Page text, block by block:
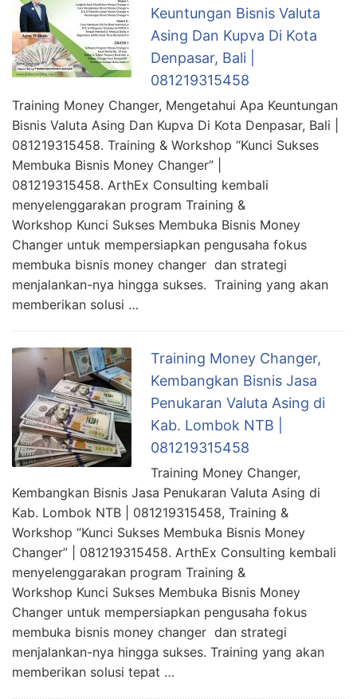
Keuntungan Bisnis Valuta
Asing Dan Kupva Di Kota
Denpasar, Bali |
081219315458
Training Money Changer, Mengetahui Apa Keuntungan
Bisnis Valuta Asing Dan Kupva Di Kota Denpasar, Bali |
081219315458. Training & Workshop “Kunci Sukses
Membuka Bisnis Money Changer” |
081219315458. ArthEx Consulting kembali
menyelenggarakan program Training &
Workshop Kunci Sukses Membuka Bisnis Money
Changer untuk mempersiapkan pengusaha fokus
membuka bisnis money changer dan strategi
menjalankan-nya hingga sukses. Training yang akan
memberikan solusi …
Training Money Changer,
Kembangkan Bisnis Jasa
Penukaran Valuta Asing di
Kab. Lombok NTB |
081219315458
Training Money Changer,
Kembangkan Bisnis Jasa Penukaran Valuta Asing di
Kab. Lombok NTB | 081219315458, Training &
Workshop “Kunci Sukses Membuka Bisnis Money
Changer” | 081219315458. ArthEx Consulting kembali
menyelenggarakan program Training &
Workshop Kunci Sukses Membuka Bisnis Money
Changer untuk mempersiapkan pengusaha fokus
membuka bisnis money changer dan strategi
menjalankan-nya hingga sukses. Training yang akan
memberikan solusi tepat …